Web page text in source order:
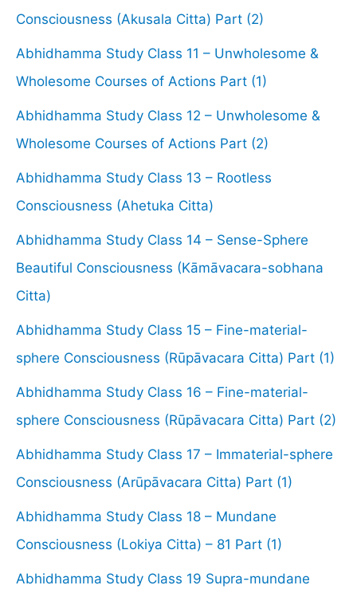
Consciousness (Akusala Citta) Part (2)
Abhidhamma Study Class 11 – Unwholesome &
Wholesome Courses of Actions Part (1)
Abhidhamma Study Class 12 – Unwholesome &
Wholesome Courses of Actions Part (2)
Abhidhamma Study Class 13 – Rootless
Consciousness (Ahetuka Citta)
Abhidhamma Study Class 14 – Sense-Sphere
Beautiful Consciousness (Kāmāvacara-sobhana
Citta)
Abhidhamma Study Class 15 – Fine-material-
sphere Consciousness (Rūpāvacara Citta) Part (1)
Abhidhamma Study Class 16 – Fine-material-
sphere Consciousness (Rūpāvacara Citta) Part (2)
Abhidhamma Study Class 17 – Immaterial-sphere
Consciousness (Arūpāvacara Citta) Part (1)
Abhidhamma Study Class 18 – Mundane
Consciousness (Lokiya Citta) – 81 Part (1)
Abhidhamma Study Class 19 Supra-mundane